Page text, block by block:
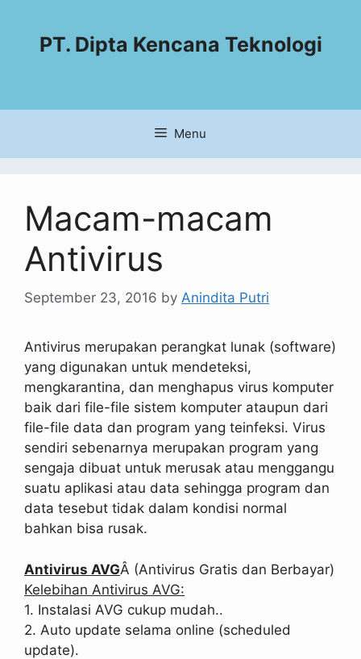
PT. Dipta Kencana Teknologi
Menu
Macam-macam
Antivirus
September 23, 2016 by Anindita Putri
Antivirus merupakan perangkat lunak (software)
yang digunakan untuk mendeteksi,
mengkarantina, dan menghapus virus komputer
baik dari file-file sistem komputer ataupun dari
file-file data dan program yang teinfeksi. Virus
sendiri sebenarnya merupakan program yang
sengaja dibuat untuk merusak atau menggangu
suatu aplikasi atau data sehingga program dan
data tesebut tidak dalam kondisi normal
bahkan bisa rusak.
Antivirus AVGÂ (Antivirus Gratis dan Berbayar)
Kelebihan Antivirus AVG:
1. Instalasi AVG cukup mudah..
2. Auto update selama online (scheduled
update).